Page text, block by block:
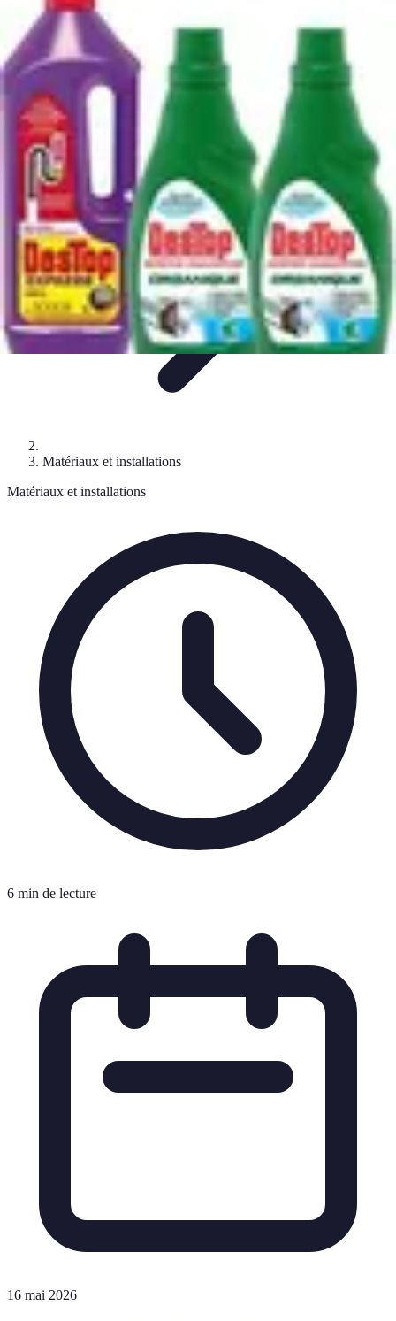
Plomberie Parisienne
Matériaux et
ÉquipementsPlombiers
Plomberie Parisienne
Matériaux et installations
Matériaux et installations
6 min de lecture
16 mai 2026